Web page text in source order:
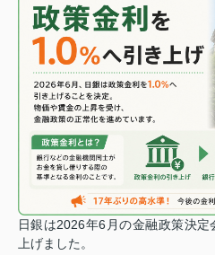
日銀は2026年6月の金融政策決
上げました。